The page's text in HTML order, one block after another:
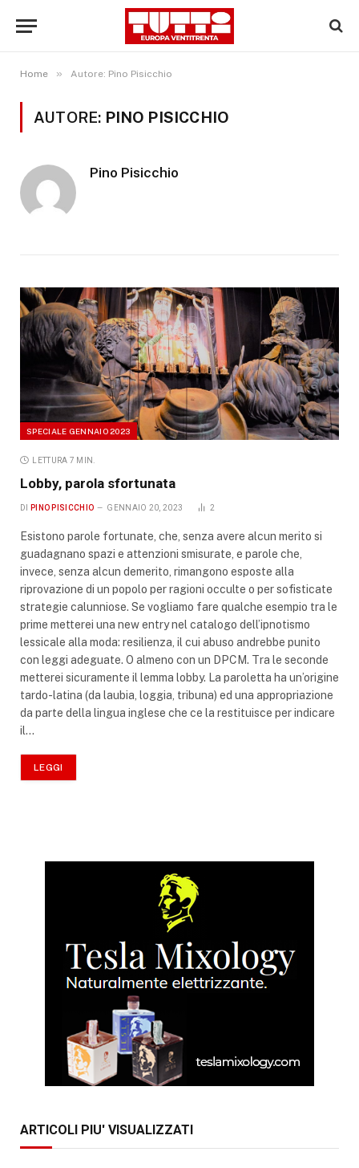
Home » Autore: Pino Pisicchio
AUTORE: PINO PISICCHIO
Pino Pisicchio
SPECIALE GENNAIO 2023
LETTURA 7 MIN.
Lobby, parola sfortunata
DI PINO PISICCHIO GENNAIO 20, 2023 2
Esistono parole fortunate, che, senza avere alcun merito si
guadagnano spazi e attenzioni smisurate, e parole che,
invece, senza alcun demerito, rimangono esposte alla
riprovazione di un popolo per ragioni occulte o per sofisticate
strategie calunniose. Se vogliamo fare qualche esempio tra le
prime metterei una new entry nel catalogo dell’ipnotismo
lessicale alla moda: resilienza, il cui abuso andrebbe punito
con leggi adeguate. O almeno con un DPCM. Tra le seconde
metterei sicuramente il lemma lobby. La paroletta ha un’origine
tardo-latina (da laubia, loggia, tribuna) ed una appropriazione
da parte della lingua inglese che ce la restituisce per indicare
il…
LEGGI
ARTICOLI PIU' VISUALIZZATI